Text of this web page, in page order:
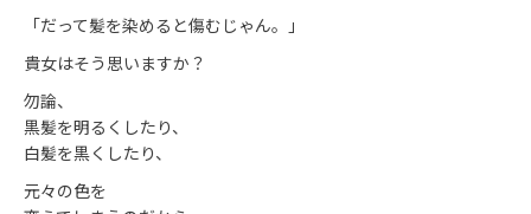
「だって髪を染めると傷むじゃん。」
貴女はそう思いますか？
勿論、
黒髪を明るくしたり、
白髪を黒くしたり、
元々の色を